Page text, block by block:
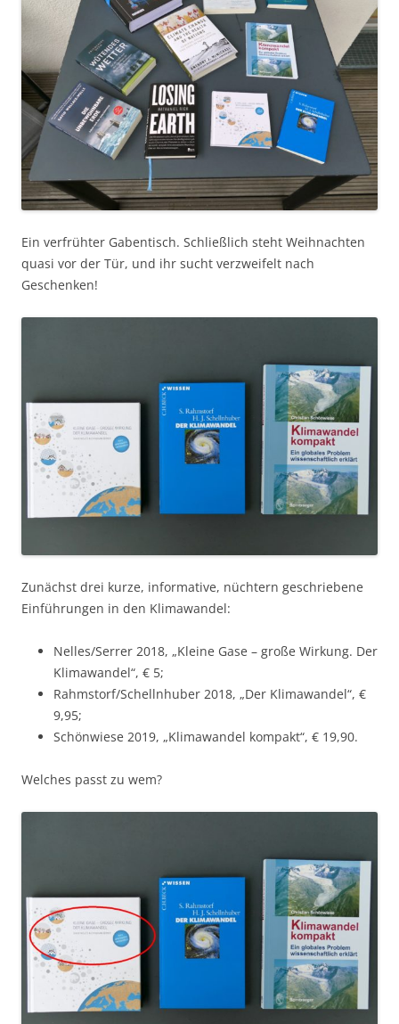
Ein verfrühter Gabentisch. Schließlich steht Weihnachten
quasi vor der Tür, und ihr sucht verzweifelt nach
Geschenken!
Zunächst drei kurze, informative, nüchtern geschriebene
Einführungen in den Klimawandel:
Nelles/Serrer 2018, „Kleine Gase – große Wirkung. Der
Klimawandel“, € 5;
Rahmstorf/Schellnhuber 2018, „Der Klimawandel“, €
9,95;
Schönwiese 2019, „Klimawandel kompakt“, € 19,90.
Welches passt zu wem?